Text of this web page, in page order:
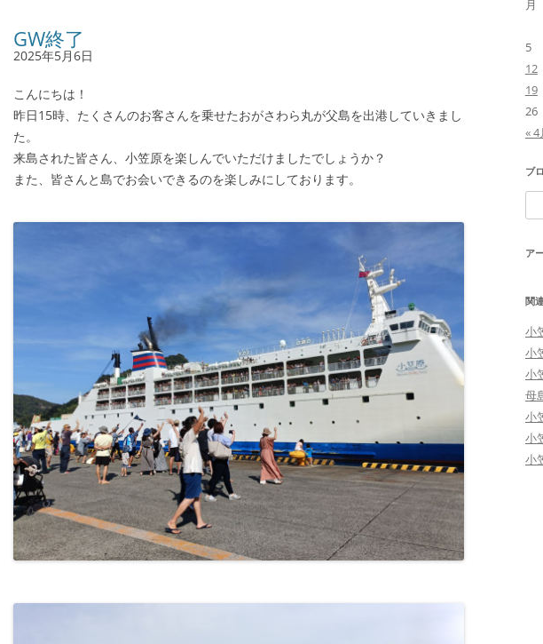
GW終了
2025年5月6日
こんにちは！
昨日15時、たくさんのお客さんを乗せたおがさわら丸が父島を出港していきまし
た。
来島された皆さん、小笠原を楽しんでいただけましたでしょうか？
また、皆さんと島でお会いできるのを楽しみにしております。
月
5
12
19
26
« 4
ブ
索:
ア
関
小
小
小
母
小
小
小